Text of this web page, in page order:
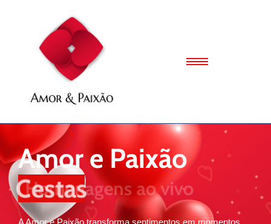
Amor e Paixão
Cestas
A Amor e Paixão transforma sentimentos em momentos